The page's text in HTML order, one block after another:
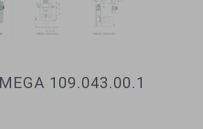
109.043.00.1